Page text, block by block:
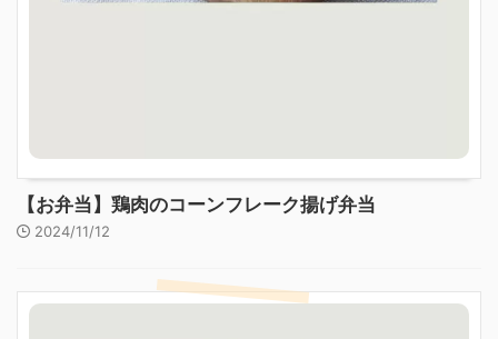
【お弁当】鶏肉のコーンフレーク揚げ弁当
2024/11/12